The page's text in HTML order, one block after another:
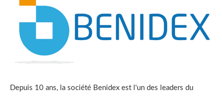
Depuis 10 ans, la société Benidex est l'un des leaders du